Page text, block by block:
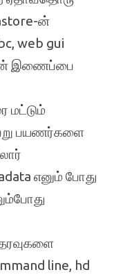
ன்
web gui
இணைப்பை
மட்டும்
பயணர்களை
எனும் போது
line, hd